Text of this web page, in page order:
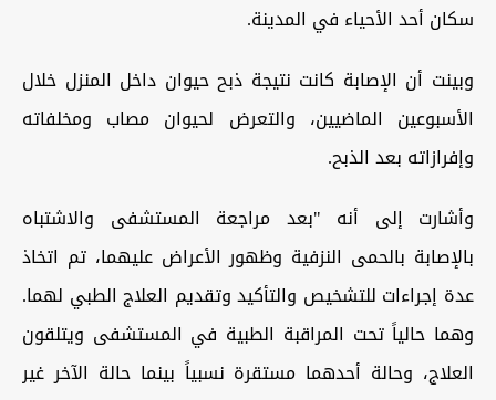
سكان أحد الأحياء في المدينة.
وبينت أن الإصابة كانت نتيجة ذبح حيوان داخل المنزل خلال
الأسبوعين الماضيين، والتعرض لحيوان مصاب ومخلفاته
وإفرازاته بعد الذبح.
وأشارت إلى أنه "بعد مراجعة المستشفى والاشتباه
بالإصابة بالحمى النزفية وظهور الأعراض عليهما، تم اتخاذ
عدة إجراءات للتشخيص والتأكيد وتقديم العلاج الطبي لهما.
وهما حالياً تحت المراقبة الطبية في المستشفى ويتلقون
العلاج، وحالة أحدهما مستقرة نسبياً بينما حالة الآخر غير